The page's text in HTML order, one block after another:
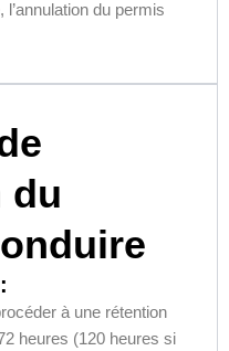
du permis
du
à une rétention
heures (120 heures si